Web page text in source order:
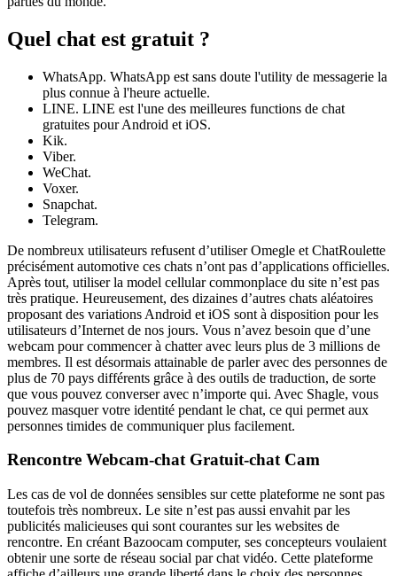
Quel chat est gratuit ?
WhatsApp. WhatsApp est sans doute l'utility de messagerie la
plus connue à l'heure actuelle.
LINE. LINE est l'une des meilleures functions de chat
gratuites pour Android et iOS.
Kik.
Viber.
WeChat.
Voxer.
Snapchat.
Telegram.
De nombreux utilisateurs refusent d’utiliser Omegle et ChatRoulette
précisément automotive ces chats n’ont pas d’applications officielles.
Après tout, utiliser la model cellular commonplace du site n’est pas
très pratique. Heureusement, des dizaines d’autres chats aléatoires
proposant des variations Android et iOS sont à disposition pour les
utilisateurs d’Internet de nos jours. Vous n’avez besoin que d’une
webcam pour commencer à chatter avec leurs plus de 3 millions de
membres. Il est désormais attainable de parler avec des personnes de
plus de 70 pays différents grâce à des outils de traduction, de sorte
que vous pouvez converser avec n’importe qui. Avec Shagle, vous
pouvez masquer votre identité pendant le chat, ce qui permet aux
personnes timides de communiquer plus facilement.
Rencontre Webcam-chat Gratuit-chat Cam
Les cas de vol de données sensibles sur cette plateforme ne sont pas
toutefois très nombreux. Le site n’est pas aussi envahit par les
publicités malicieuses qui sont courantes sur les websites de
rencontre. En créant Bazoocam computer, ses concepteurs voulaient
obtenir une sorte de réseau social par chat vidéo. Cette plateforme